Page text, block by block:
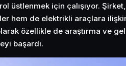
üstlenmek için çalışıyor.
hem de elektrikli araçlara
özellikle de araştırma ve
başardı.